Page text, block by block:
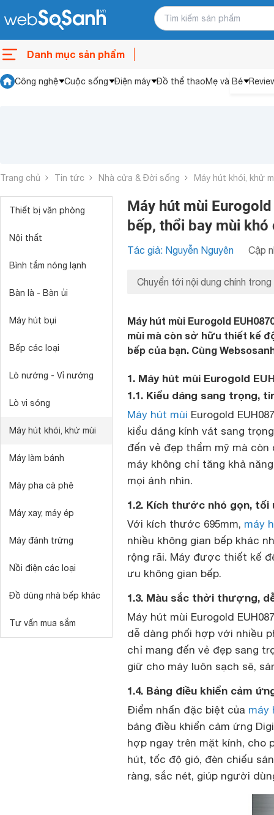
Danh mục sản phẩm
Công nghệ Cuộc sống Điện máy Đồ thể thaoMẹ và Bé
Trang chủ Tin tức Nhà cửa & Đời sống Máy hút khói, khử
Thiết bị văn phòng
Nội thất
Bình tắm nóng lạnh
Bàn là - Bàn ủi
Máy hút bụi
Bếp các loại
Lò nướng - Vỉ nướng
Lò vi sóng
Máy hút khói, khử mùi
Máy làm bánh
Máy pha cà phê
Máy xay, máy ép
Máy đánh trứng
Nồi điện các loại
Đồ dùng nhà bếp khác
Tư vấn mua sắm
Máy hút mùi
bếp, thổi bay mùi khó
Tác giả: Nguyễn Nguyên Cập
Chuyển tới nội dung chính trong
Máy hút mùi Eurogold
mùi mà còn sở hữu thiết kế
bếp của bạn. Cùng
1. Máy hút mùi Eurogold
1.1. Kiểu dáng sang trọng,
Máy hút mùi Eurogold
kiểu dáng kính vát sang
đến vẻ đẹp thẩm mỹ mà còn
máy không chỉ tăng khả
mọi ánh nhìn.
1.2. Kích thước nhỏ gọn, tối
Với kích thước 695mm, máy
nhiều không gian bếp khác
rộng rãi. Máy được thiết kế
ưu không gian bếp.
1.3. Màu sắc thời thượng,
Máy hút mùi Eurogold
dễ dàng phối hợp với nhiều
chỉ mang đến vẻ đẹp sang
giữ cho máy luôn sạch sẽ,
1.4. Bảng điều khiển cảm
Điểm nhấn đặc biệt của máy
bảng điều khiển cảm ứng
hợp ngay trên mặt kính, cho
hút, tốc độ gió, đèn chiếu
ràng, sắc nét, giúp người